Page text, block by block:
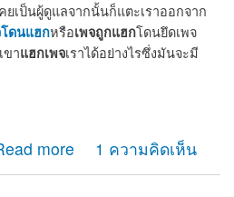
ยเป็นผู้ดูแลจากนั้นก็แตะเราออกจาก
โดนแฮกหรือเพจถูกแฮกโดนยึดเพจ
ขาแฮกเพจเราได้อย่างไรซึ่งมันจะมี
more
ก ถูกยึดเพจ แตะออกจากแอดมิน
เพจ จะกู้คืนได้หรือไม่
1 ความคิดเห็น